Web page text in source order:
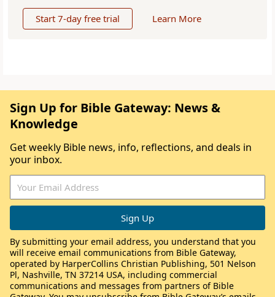
Start 7-day free trial Learn More
Sign Up for Bible Gateway: News &
Knowledge
Get weekly Bible news, info, reflections, and deals in
your inbox.
By submitting your email address, you understand that you
will receive email communications from Bible Gateway,
operated by HarperCollins Christian Publishing, 501 Nelson
Pl, Nashville, TN 37214 USA, including commercial
communications and messages from partners of Bible